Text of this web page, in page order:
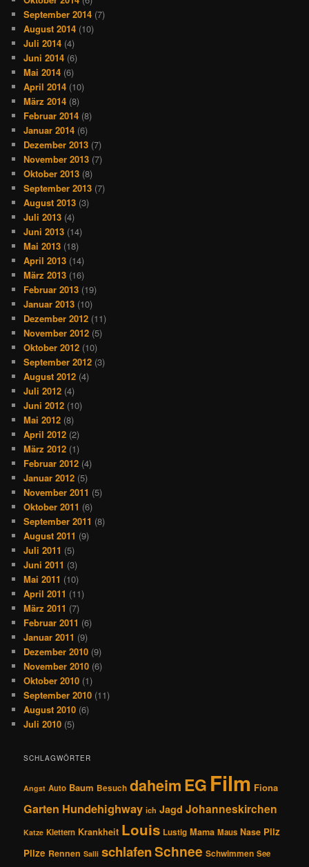
September 2014 (7)
August 2014 (10)
Juli 2014 (4)
Juni 2014 (6)
Mai 2014 (6)
April 2014 (10)
März 2014 (8)
Februar 2014 (8)
Januar 2014 (6)
Dezember 2013 (7)
November 2013 (7)
Oktober 2013 (8)
September 2013 (7)
August 2013 (3)
Juli 2013 (4)
Juni 2013 (14)
Mai 2013 (18)
April 2013 (14)
März 2013 (16)
Februar 2013 (19)
Januar 2013 (10)
Dezember 2012 (11)
November 2012 (5)
Oktober 2012 (10)
September 2012 (3)
August 2012 (4)
Juli 2012 (4)
Juni 2012 (10)
Mai 2012 (8)
April 2012 (2)
März 2012 (1)
Februar 2012 (4)
Januar 2012 (5)
November 2011 (5)
Oktober 2011 (6)
September 2011 (8)
August 2011 (9)
Juli 2011 (5)
Juni 2011 (3)
Mai 2011 (10)
April 2011 (11)
März 2011 (7)
Februar 2011 (6)
Januar 2011 (9)
Dezember 2010 (9)
November 2010 (6)
Oktober 2010 (1)
September 2010 (11)
August 2010 (6)
Juli 2010 (5)
SCHLAGWÖRTER
Angst Auto Baum Besuch daheimEG Film Fiona
Garten Hundehighway ich Jagd Johanneskirchen
Katze Klettern Krankheit Louis Lustig Mama Maus Nase Pilz
Pilze Rennen Salli schlafenSchnee Schwimmen See